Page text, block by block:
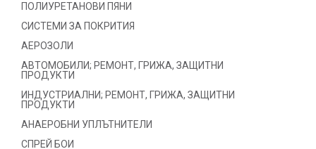
ПОЛИУРЕТАНОВИ ПЯНИ
СИСТЕМИ ЗА ПОКРИТИЯ
АЕРОЗОЛИ
АВТОМОБИЛИ; РЕМОНТ, ГРИЖА, ЗАЩИТНИ
ПРОДУКТИ
ИНДУСТРИАЛНИ; РЕМОНТ, ГРИЖА, ЗАЩИТНИ
ПРОДУКТИ
АНАЕРОБНИ УПЛЪТНИТЕЛИ
СПРЕЙ БОИ